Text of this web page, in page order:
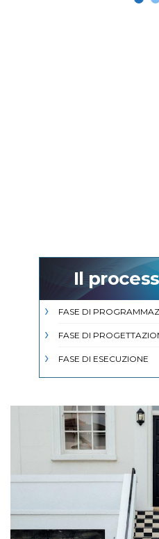
Il
FASE DI
FASE DI
FASE DI ESECUZIONE